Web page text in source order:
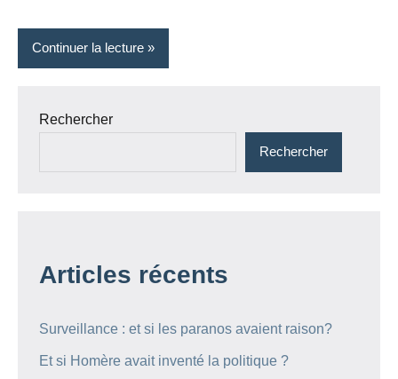
Continuer la lecture
Rechercher
Rechercher
Articles récents
Surveillance : et si les paranos avaient raison?
Et si Homère avait inventé la politique ?